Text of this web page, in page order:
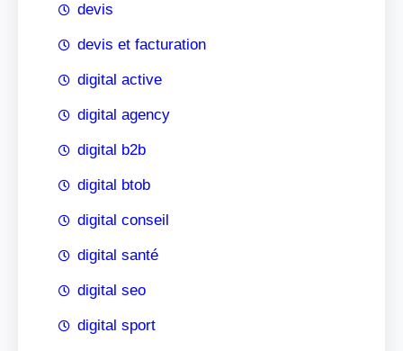
devis
devis et facturation
digital active
digital agency
digital b2b
digital btob
digital conseil
digital santé
digital seo
digital sport